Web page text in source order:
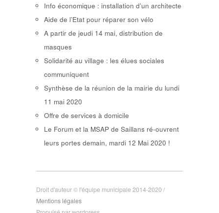
Info économique : installation d’un architecte
Aide de l’Etat pour réparer son vélo
A partir de jeudi 14 mai, distribution de
masques
Solidarité au village : les élues sociales
communiquent
Synthèse de la réunion de la mairie du lundi
11 mai 2020
Offre de services à domicile
Le Forum et la MSAP de Saillans ré-ouvrent
leurs portes demain, mardi 12 Mai 2020 !
Droit d'auteur © l'équipe municipale 2014-2020 /
Mentions légales